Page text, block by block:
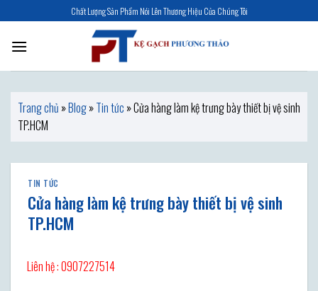
to
content
Chất Lượng Sản Phẩm Nói Lên Thương Hiệu Của Chúng Tôi
Trang chủ »Blog»Tin tức »Cửa hàng làm kệ trưng bày thiết bị vệ sinh
TP.HCM
TIN TỨC
Cửa hàng làm kệ trưng bày thiết bị vệ sinh
TP.HCM
Liên hệ : 0907227514